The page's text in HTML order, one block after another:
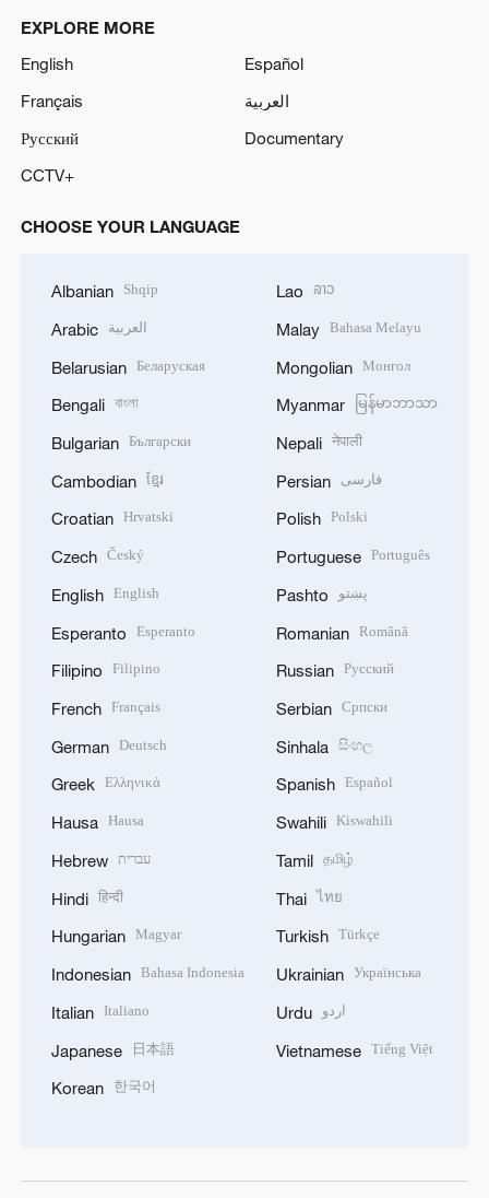
EXPLORE MORE
English
Español
Français
العربية
Русский
Documentary
CCTV+
CHOOSE YOUR LANGUAGE
Albanian Shqip
Arabic العربية
Belarusian Беларуская
Bengali বাংলা
Bulgarian Български
Cambodian ខ្មែរ
Croatian Hrvatski
Czech Český
English English
Esperanto Esperanto
Filipino Filipino
French Français
German Deutsch
Greek Ελληνικά
Hausa Hausa
Hebrew עברית
Hindi हिन्दी
Hungarian Magyar
Indonesian Bahasa Indonesia
Italian Italiano
Japanese 日本語
Korean 한국어
Lao ລາວ
Malay Bahasa Melayu
Mongolian Монгол
Myanmar မြန်မာဘာသာ
Nepali नेपाली
Persian فارسی
Polish Polski
Portuguese Português
Pashto پښتو
Romanian Română
Russian Русский
Serbian Српски
Sinhala සිංහල
Spanish Español
Swahili Kiswahili
Tamil தமிழ்
Thai ไทย
Turkish Türkçe
Ukrainian Українська
Urdu اردو
Vietnamese Tiếng Việt